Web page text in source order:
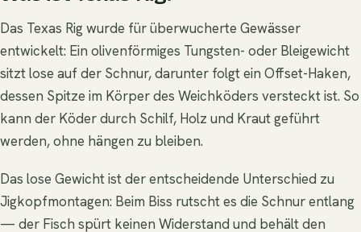
Das Texas Rig wurde für überwucherte Gewässer
entwickelt: Ein olivenförmiges Tungsten- oder Bleigewicht
sitzt lose auf der Schnur, darunter folgt ein Offset-Haken,
dessen Spitze im Körper des Weichköders versteckt ist. So
kann der Köder durch Schilf, Holz und Kraut geführt
werden, ohne hängen zu bleiben.
Das lose Gewicht ist der entscheidende Unterschied zu
Jigkopfmontagen: Beim Biss rutscht es die Schnur entlang
— der Fisch spürt keinen Widerstand und behält den